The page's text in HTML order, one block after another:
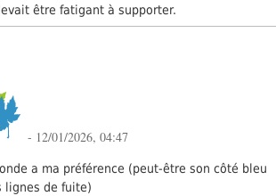
être fatigant à supporter.
- 12/01/2026, 04:47
a ma préférence (peut-être son côté bleu
lignes de fuite)